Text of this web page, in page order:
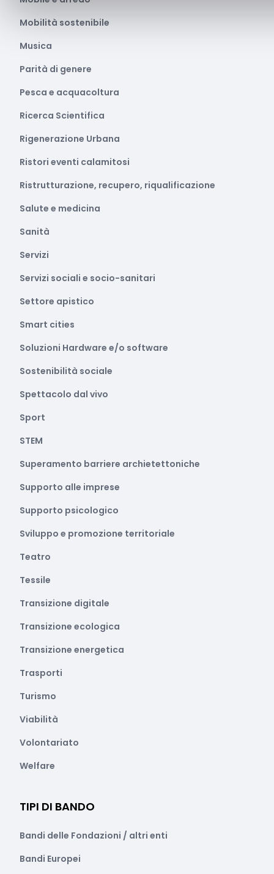
Mobilità sostenibile
Musica
Parità di genere
Pesca e acquacoltura
Ricerca Scientifica
Rigenerazione Urbana
Ristori eventi calamitosi
Ristrutturazione, recupero, riqualificazione
Salute e medicina
Sanità
Servizi
Servizi sociali e socio-sanitari
Settore apistico
Smart cities
Soluzioni Hardware e/o software
Sostenibilità sociale
Spettacolo dal vivo
Sport
STEM
Superamento barriere archietettoniche
Supporto alle imprese
Supporto psicologico
Sviluppo e promozione territoriale
Teatro
Tessile
Transizione digitale
Transizione ecologica
Transizione energetica
Trasporti
Turismo
Viabilità
Volontariato
Welfare
TIPI DI BANDO
Bandi delle Fondazioni / altri enti
Bandi Europei